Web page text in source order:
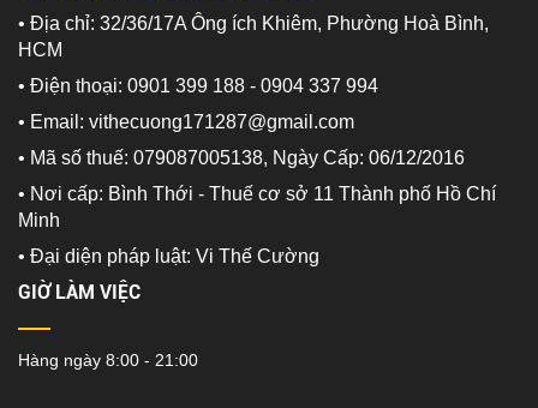
• Địa chỉ: 32/36/17A Ông ích Khiêm, Phường Hoà Bình,
HCM
• Điện thoại: 0901 399 188 - 0904 337 994
• Email: vithecuong171287@gmail.com
• Mã số thuế: 079087005138, Ngày Cấp: 06/12/2016
• Nơi cấp: Bình Thới - Thuế cơ sở 11 Thành phố Hồ Chí
Minh
• Đại diện pháp luật: Vi Thế Cường
GIỜ LÀM VIỆC
Hàng ngày 8:00 - 21:00